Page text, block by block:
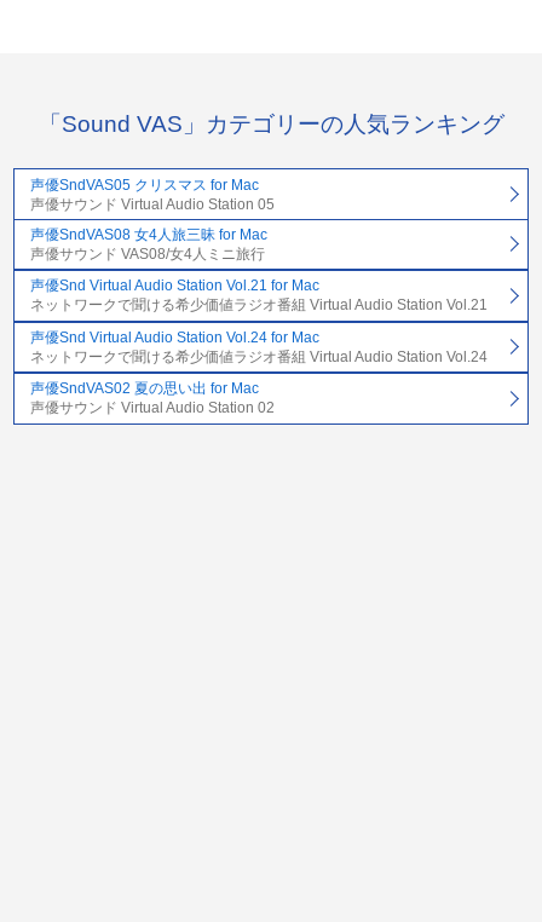
「Sound VAS」カテゴリーの人気ランキング
声優SndVAS05 クリスマス for Mac
声優サウンド Virtual Audio Station 05
声優SndVAS08 女4人旅三昧 for Mac
声優サウンド VAS08/女4人ミニ旅行
声優Snd Virtual Audio Station Vol.21 for Mac
ネットワークで聞ける希少価値ラジオ番組 Virtual Audio Station Vol.21
声優Snd Virtual Audio Station Vol.24 for Mac
ネットワークで聞ける希少価値ラジオ番組 Virtual Audio Station Vol.24
声優SndVAS02 夏の思い出 for Mac
声優サウンド Virtual Audio Station 02